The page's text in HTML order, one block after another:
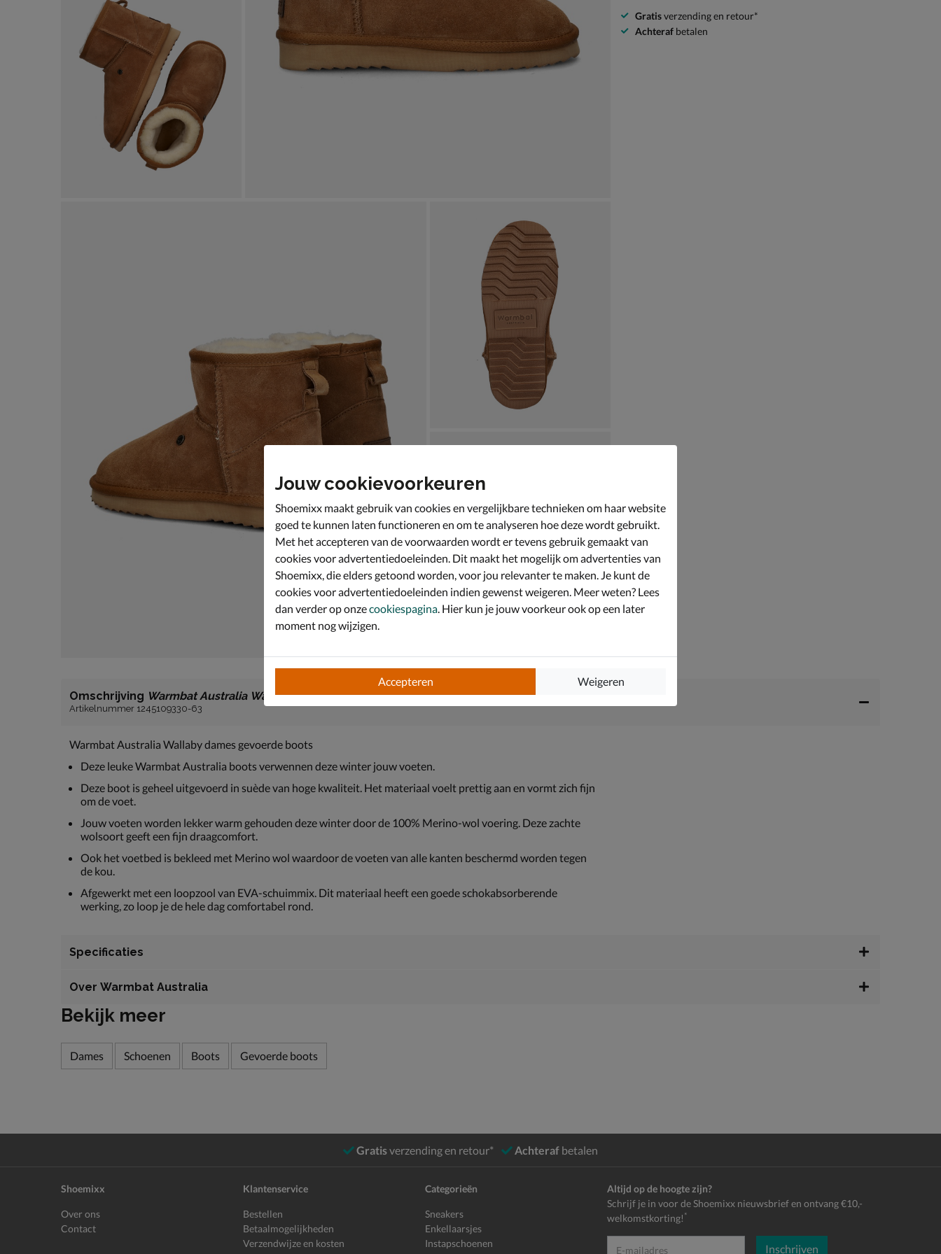
Gratisverzending en retour*
Achteraf betalen
Omschrijving Warmbat Australia Wallaby
Artikelnummer 1245109330-63
Warmbat Australia Wallaby dames gevoerde boots
Deze leuke Warmbat Australia boots verwennen deze winter jouw voeten.
Deze boot is geheel uitgevoerd in suède van hoge kwaliteit. Het materiaal voelt prettig aan en vormt zich fijn
om de voet.
Jouw voeten worden lekker warm gehouden deze winter door de 100% Merino-wol voering. Deze zachte
wolsoort geeft een fijn draagcomfort.
Ook het voetbed is bekleed met Merino wol waardoor de voeten van alle kanten beschermd worden tegen
de kou.
Afgewerkt met een loopzool van EVA-schuimmix. Dit materiaal heeft een goede schokabsorberende
werking, zo loop je de hele dag comfortabel rond.
Specificaties
Over Warmbat Australia
Bekijk meer
Dames Schoenen Boots Gevoerde boots
Gratisverzending en retour* Achteraf betalen
Shoemixx
Over ons
Contact
Klantenservice
Bestellen
Betaalmogelijkheden
Verzendwijze en kosten
Categorieën
Sneakers
Enkellaarsjes
Instapschoenen
Altijd op de hoogte zijn?
Schrijf je in voor de Shoemixx nieuwsbrief en ontvang €10,-
welkomstkorting! *
E-mailadres Inschrijven
Jouw cookievoorkeuren
Shoemixx maakt gebruik van cookies en vergelijkbare technieken om haar website
goed te kunnen laten functioneren en om te analyseren hoe deze wordt gebruikt.
Met het accepteren van de voorwaarden wordt er tevens gebruik gemaakt van
cookies voor advertentiedoeleinden. Dit maakt het mogelijk om advertenties van
Shoemixx, die elders getoond worden, voor jou relevanter te maken. Je kunt de
cookies voor advertentiedoeleinden indien gewenst weigeren. Meer weten? Lees
dan verder op onzecookiespagina. Hier kun je jouw voorkeur ook op een later
moment nog wijzigen.
Accepteren Weigeren